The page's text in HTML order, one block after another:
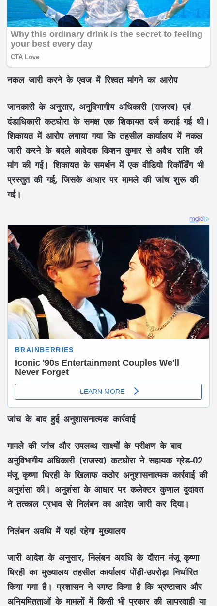
नकल जारी करने के एवज में रिश्वत मांगने का आरोप
जानकारी के अनुसार, अनुविभागीय अधिकारी (राजस्व) एवं
दंडाधिकारी कटघोरा के समक्ष एक शिकायत दर्ज कराई गई थी।
शिकायत में आरोप लगाया गया कि तहसील कार्यालय में नकल
जारी करने के बदले आवेदक किशन कुमार से अवैध राशि की
मांग की गई। शिकायत के समर्थन में एक वीडियो रिकॉर्डिंग भी
प्रस्तुत की गई, जिसके आधार पर मामले की जांच शुरू की
गई।
जांच के बाद हुई अनुशासनात्मक कार्रवाई
मामले की जांच और उपलब्ध साक्ष्यों के परीक्षण के बाद
अनुविभागीय अधिकारी (राजस्व) कटघोरा ने सहायक ग्रेड-02
मंजू कृष्णा धिरही के खिलाफ कठोर अनुशासनात्मक कार्रवाई की
अनुशंसा की। अनुशंसा के आधार पर कलेक्टर कुणाल दुदावत
ने तत्काल प्रभाव से निलंबन का आदेश जारी कर दिया।
निलंबन अवधि में यहां रहेगा मुख्यालय
जारी आदेश के अनुसार, निलंबन अवधि के दौरान मंजू कृष्णा
धिरही का मुख्यालय तहसील कार्यालय पोंड़ी-उपरोड़ा निर्धारित
किया गया है। प्रशासन ने स्पष्ट किया है कि भ्रष्टाचार और
अनियमितताओं के मामलों में किसी भी प्रकार की लापरवाही या